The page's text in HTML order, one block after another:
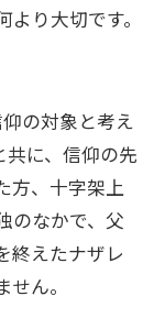
り大切です。
の対象と考え
共に、信仰の先
方、十字架上
のなかで、父
終えたナザレ
ん。